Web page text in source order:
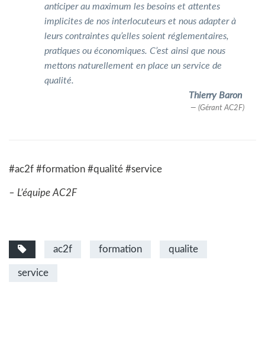
anticiper au maximum les besoins et attentes
implicites de nos interlocuteurs et nous adapter à
leurs contraintes qu’elles soient réglementaires,
pratiques ou économiques. C’est ainsi que nous
mettons naturellement en place un service de
qualité.
Thierry Baron
(Gérant AC2F)
#ac2f #formation #qualité #service
– L’équipe AC2F
ac2f formation qualite
service